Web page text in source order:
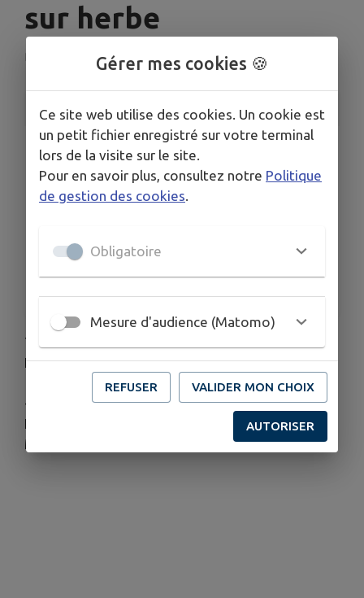
sur herbe
Bletterans
INFORMATIONS PRATIQUES
LIEU
Stade de Bletterans, 39140 BLETTERANS
DATE
Le sam. 29 août
29/08/2026 : À 10h00
TARIFS
Tournoi de volleyball sur herbe à Bletterans !
Equipes mixtes (4x4)
--
Informations complémentaires:
Mél:
clubbvbensemble@gmail.com
Gérer mes cookies 🍪
Ce site web utilise des cookies. Un cookie est
un petit fichier enregistré sur votre terminal
lors de la visite sur le site.
Pour en savoir plus, consultez notre Politique
de gestion des cookies
Obligatoire
Mesure d'audience (Matomo)
REFUSER VALIDER MON CHOIX
AUTORISER